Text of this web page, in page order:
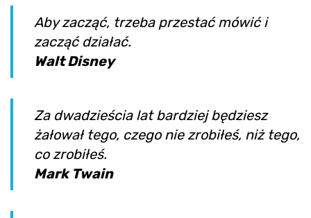
Aby zacząć, trzeba przestać mówić i
zacząć działać.
Walt Disney
Za dwadzieścia lat bardziej będziesz
żałował tego, czego nie zrobiłeś, niż tego,
co zrobiłeś.
Mark Twain